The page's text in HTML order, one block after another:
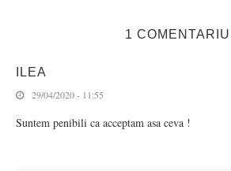
1 COMENTARIU
ILEA
29/04/2020 - 11:55
Suntem penibili ca acceptam asa ceva !